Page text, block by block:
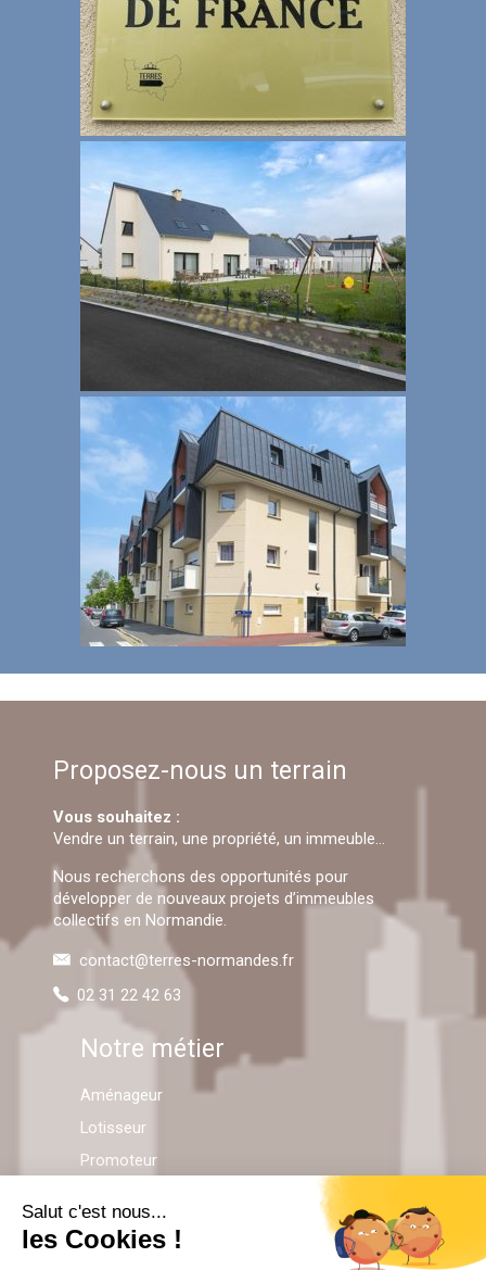
Proposez-nous un terrain
Vous souhaitez :
Vendre un terrain, une propriété, un immeuble…
Nous recherchons des opportunités pour
développer de nouveaux projets d’immeubles
collectifs en Normandie.
contact@terres-normandes.fr
02 31 22 42 63
Notre métier
Aménageur
Lotisseur
Promoteur
Pratique !